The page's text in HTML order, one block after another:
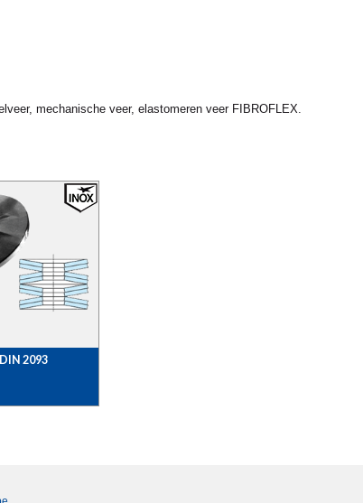
mechanische veer, elastomeren veer FIBROFLEX.
2093